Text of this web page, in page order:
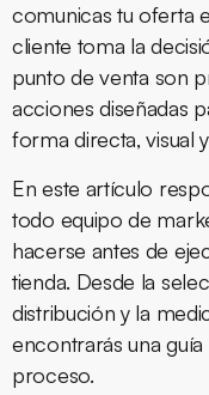
comunicas tu oferta
cliente toma la
punto de venta son
acciones diseñadas
forma directa, visual
En este artículo
todo equipo de
hacerse antes de
tienda. Desde la
distribución y la
encontrarás una
proceso.